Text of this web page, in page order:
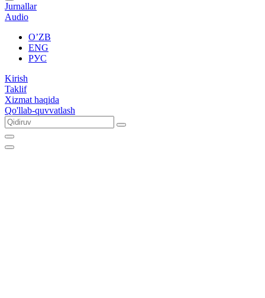
Jurnallar
Audio
O’ZB
ENG
РУС
Kirish
Taklif
Xizmat haqida
Qo'llab-quvvatlash